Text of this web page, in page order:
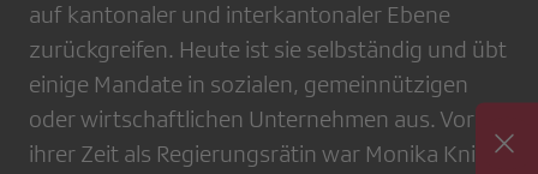
auf kantonaler und interkantonaler Ebene
zurückgreifen. Heute ist sie selbständig und übt
einige Mandate in sozialen, gemeinnützigen
oder wirtschaftlichen Unternehmen aus. Vor
ihrer Zeit als Regierungsrätin war Monika Knill